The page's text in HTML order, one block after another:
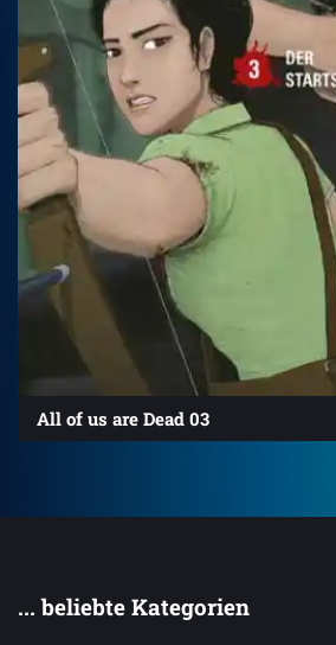
All of us are Dead 03
... beliebte Kategorien